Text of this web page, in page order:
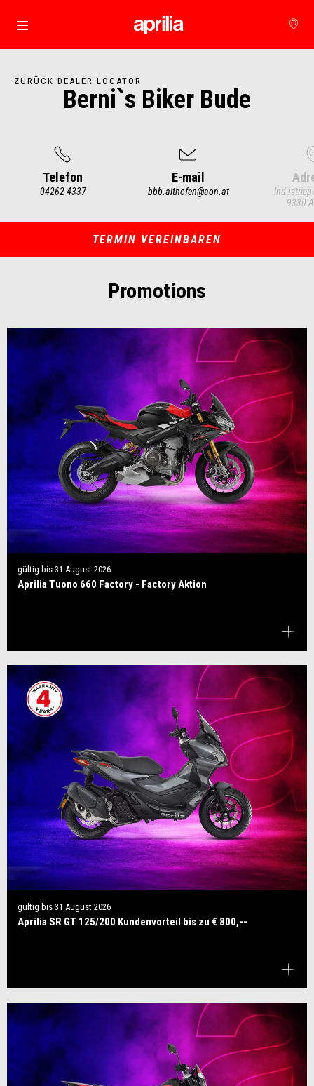
zurück zum Hauptinhalt
ZURÜCK DEALER LOCATOR
Berni`s Biker Bude
Telefon
04262 4337
E-mail
bbb.althofen@aon.at
9330
of
TERMIN VEREINBAREN
Promotions
gültig bis 31 August 2026
Aprilia Tuono 660 Factory - Factory Aktion
gültig bis 31 August 2026
Aprilia SR GT 125/200 Kundenvorteil bis zu € 800,--